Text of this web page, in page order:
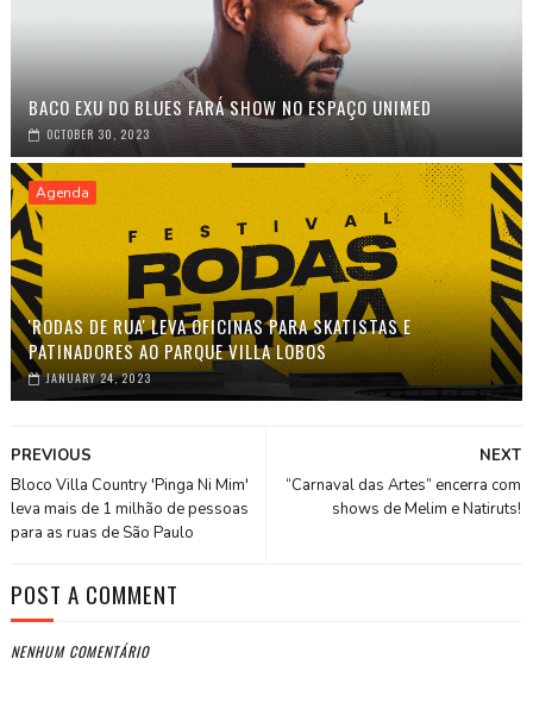
BACO EXU DO BLUES FARÁ SHOW NO ESPAÇO UNIMED
OCTOBER 30, 2023
Agenda
'RODAS DE RUA' LEVA OFICINAS PARA SKATISTAS E
PATINADORES AO PARQUE VILLA LOBOS
JANUARY 24, 2023
NEXT
“Carnaval das Artes” encerra com
shows de Melim e Natiruts!
PREVIOUS
Bloco Villa Country 'Pinga Ni Mim'
leva mais de 1 milhão de pessoas
para as ruas de São Paulo
POST A COMMENT
NENHUM COMENTÁRIO